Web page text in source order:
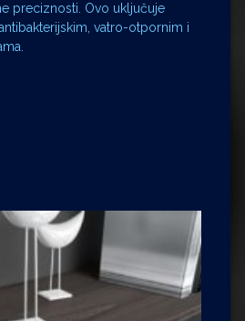
preciznosti. Ovo uključuje
vatro-otpornim i